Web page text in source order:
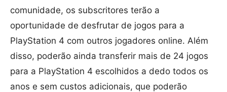
comunidade, os subscritores terão a
oportunidade de desfrutar de jogos para a
PlayStation 4 com outros jogadores online. Além
disso, poderão ainda transferir mais de 24 jogos
para a PlayStation 4 escolhidos a dedo todos os
anos e sem custos adicionais, que poderão